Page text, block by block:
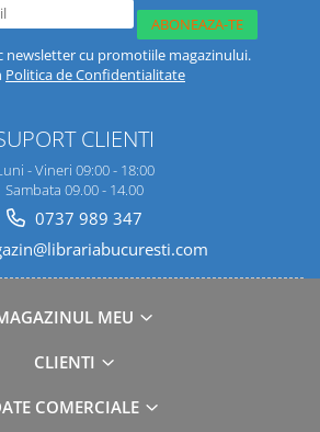
newsletter cu promotiile magazinului.
Politica de Confidentialitate
CLIENTI
- Vineri 09:00 - 18:00
Sambata 09.00 - 14.00
0737 989 347
MEU
CLIENTI
COMERCIALE